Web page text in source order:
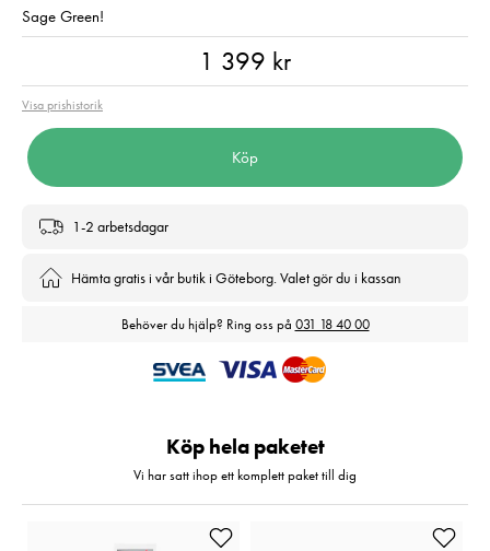
Sage Green!
1 399 kr
Visa prishistorik
Köp
1-2 arbetsdagar
Hämta gratis i vår butik i Göteborg. Valet gör du i kassan
Behöver du hjälp? Ring oss på 031 18 40 00
Köp hela paketet
Vi har satt ihop ett komplett paket till dig